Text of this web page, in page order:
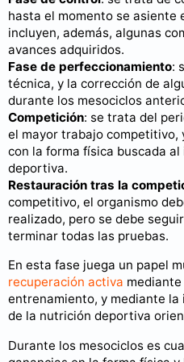
hasta el momento se asiente
incluyen, además, algunas
avances adquiridos.
Fase de perfeccionamiento:
técnica, y la corrección de
durante los mesociclos
Competición: se trata del
el mayor trabajo competitivo,
con la forma física buscada
deportiva.
Restauración tras la
competitivo, el organismo
realizado, pero se debe
terminar todas las pruebas.
En esta fase juega un papel
recuperación activa
entrenamiento, y mediante
de la nutrición deportiva
Durante los mesociclos es